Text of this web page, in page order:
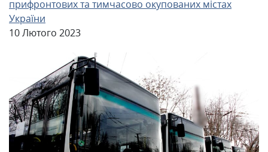
прифронтових та тимчасово окупованих містах
України
10 Лютого 2023